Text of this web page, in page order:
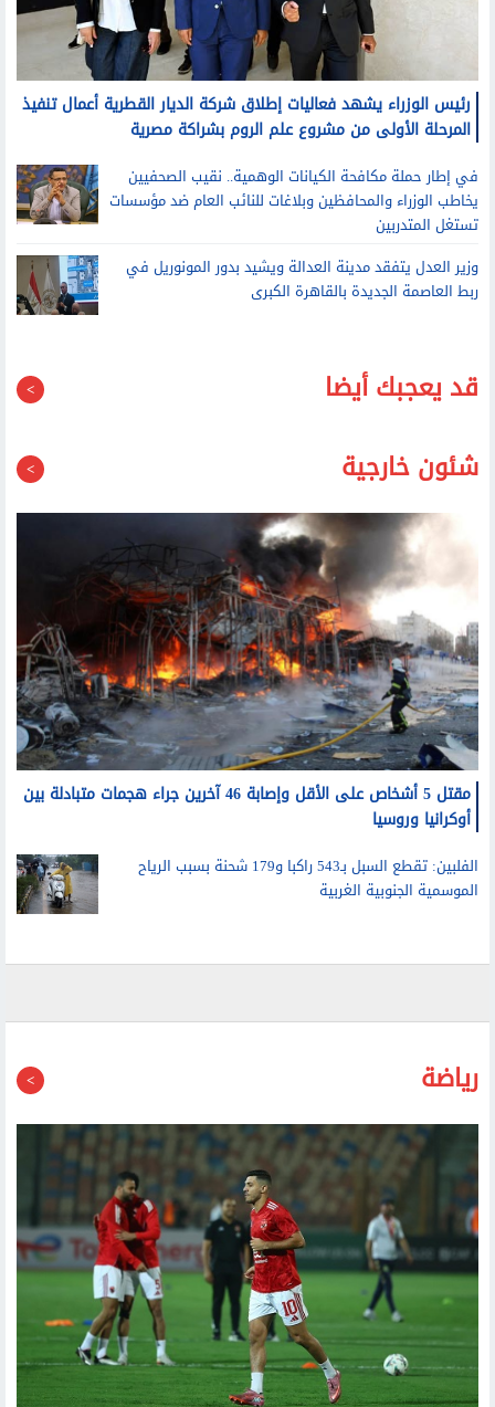
رئيس الوزراء يشهد فعاليات إطلاق شركة الديار القطرية أعمال تنفيذ
المرحلة الأولى من مشروع علم الروم بشراكة مصرية
في إطار حملة مكافحة الكيانات الوهمية.. نقيب الصحفيين
يخاطب الوزراء والمحافظين وبلاغات للنائب العام ضد مؤسسات
تستغل المتدربين
وزير العدل يتفقد مدينة العدالة ويشيد بدور المونوريل في
ربط العاصمة الجديدة بالقاهرة الكبرى
قد يعجبك أيضا
شئون خارجية
مقتل 5 أشخاص على الأقل وإصابة 46 آخرين جراء هجمات متبادلة بين
أوكرانيا وروسيا
الفلبين: تقطع السبل بـ543 راكبا و179 شحنة بسبب الرياح
الموسمية الجنوبية الغربية
رياضة